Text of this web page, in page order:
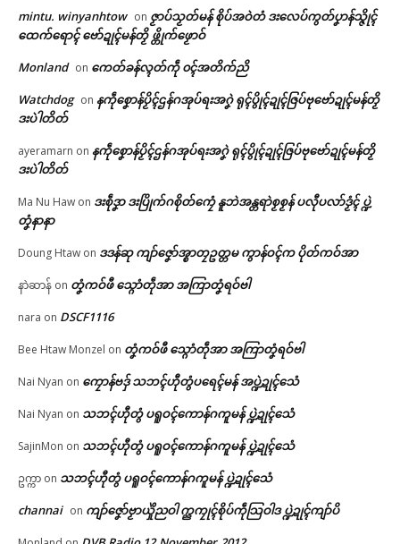
ဌာန်ပရိုၚ်ဗၠးၜးမန်
ပရိုၚ်လက္ကရဴအိုတ်
🏛 လညာတ်ပါ်ပဲါ
ညးဒါန်လိက်
ကေတ်အဆက်
© ဌာန်ပရိုၚ်ဗၠးၜးမန်
ကောန်ၚာ်ဗြဴ ကၠေံအာ အကြာထံၚ်
ခၞောန် ကဵု ဝၚ်ကဂှ် ကလေၚ်ဆဵုတုဲ
June 1, 2026
In "ပရိုၚ်"
ပ္ဍဲကအ်ကြိက်သၠုၚ်ကျာ ဟိုတ်နူဒး
ဒုၚ်ဗ္တိုက်ကဵုစက်ဗရုသာဲတုဲ ညးဗြဴ
တၠ ဒးချိုတ်အာ
May 2, 2026
ပ္ဍဲဍာ်ဗု ဒးဒုၚ်ဗ္တိုက်ကဵုက္ၜၚ်ကျာတုဲ
န်ၚာ် (၁) တၠ ချိုတ်အာ
In "ပရိုၚ်"
mintu. winyanhtow on ဇၟာပ်သၟတ်မန် စိုပ်အဝဲတံ ဒးလေပ်ကွတ်ပၞာန်သ္ဇိုၚ်
ထေက်ရောၚ် ဗော်ဍုၚ်မန်တၟိ ဖ္တိုက်ဖၟောဝ်
Monland on ကေတ်ခန်လ္ၚတ်ကဵု ၀ၚ်အတိက်ညိ
Watchdog on နကဵုစၞောန်ပၟိၚ်ဌန်ဂအုပ်ရးအဂၞဲ ရုၚ်ပွိုၚ်ဍုၚ်ဇြပ်ဗုဗော်ဍုၚ်မန်တၟိ
ဒးပဲါတိတ်
ayeramarn on နကဵုစၞောန်ပၟိၚ်ဌန်ဂအုပ်ရးအဂၞဲ ရုၚ်ပွိုၚ်ဍုၚ်ဇြပ်ဗုဗော်ဍုၚ်မန်တၟိ
ဒးပဲါတိတ်
Ma Nu Haw on ဒးစဵုဒၞာ ဒးပြိုက်ဂစိုတ်ကၠေံ နူဘဲအန္တရာဲစၟစၟန် ပလီုပလာ်ဒၟံၚ် ပ္ဍဲ
တၞံနာနာ
Doung Htaw on ဒဒန်ဆု ကျာ်ဇၞော်အ္စာတၠဥတ္တမ ကွာန်ဝၚ်က ပိုတ်ကဝ်အာ
နာဲဆာန် on တၞံကဝ်ဖီ သ္ဂောံတဵုအာ အကြာတၞံရဝ်ဗါ
nara on DSCF1116
Bee Htaw Monzel on တၞံကဝ်ဖီ သ္ဂောံတဵုအာ အကြာတၞံရဝ်ဗါ
Nai Nyan on ကၠောန်ဗဒှ် သဘၚ်ဟီုတွံပရေၚ်မန် အပ္ဍဲဍုၚ်သေံ
Nai Nyan on သဘၚ်ဟီုတွံ ပရူဝၚ်ကောန်ဂကူမန် ပ္ဍဲဍုၚ်သေံ
SajinMon on သဘၚ်ဟီုတွံ ပရူဝၚ်ကောန်ဂကူမန် ပ္ဍဲဍုၚ်သေံ
ဥက္ကာ on သဘၚ်ဟီုတွံ ပရူဝၚ်ကောန်ဂကူမန် ပ္ဍဲဍုၚ်သေံ
channai on ကျာ်ဇၞော်ဗၟာယှိုဲညဝါ က္ညကၠုၚ်စိုပ်ကဵုသြဝါဒ ပ္ဍဲဍုၚ်ကျာ်ပိ